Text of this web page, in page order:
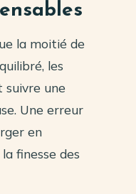
la moitié de
les
suivre une
Une erreur
en
finesse des